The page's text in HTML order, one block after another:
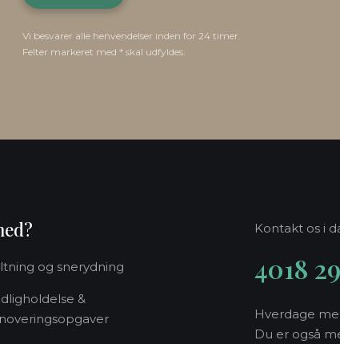
Vi besvarer alle henvendelser inden for 24 timer.
Felter markeret med * skal udfyldes.​​
og snerydning
&
Kontakt os i
4018
Hverdage
Du er også